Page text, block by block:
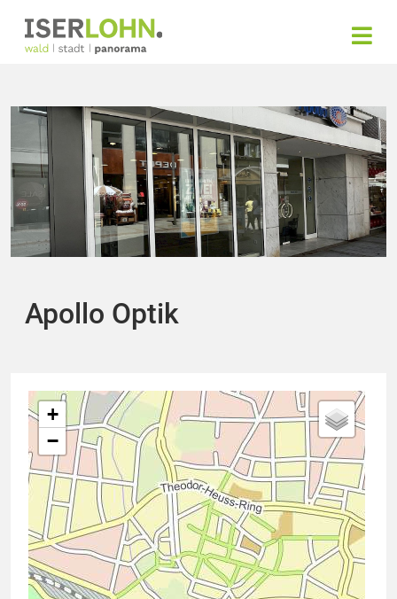
Apollo Optik
+
−